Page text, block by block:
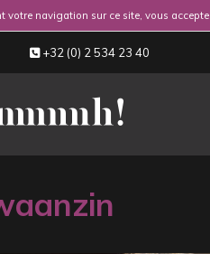
votre navigation sur ce site, vous
+32 (0) 2 534 23 40